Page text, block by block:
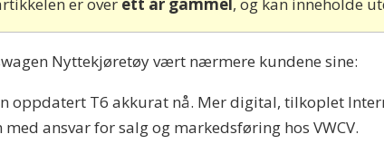
Nyttekjøretøy vært nærmere kundene sine:
oppdatert T6 akkurat nå. Mer digital, tilkoplet
ansvar for salg og markedsføring hos VWCV.